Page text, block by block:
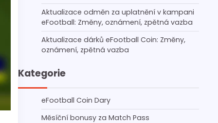
Aktualizace odměn za uplatnění v kampani
eFootball: Změny, oznámení, zpětná vazba
Aktualizace dárků eFootball Coin: Změny,
oznámení, zpětná vazba
Kategorie
eFootball Coin Dary
Měsíční bonusy za Match Pass